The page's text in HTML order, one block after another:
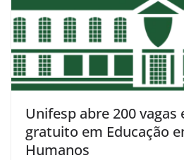
Unifesp abre 200 vagas
gratuito em Educação
Humanos